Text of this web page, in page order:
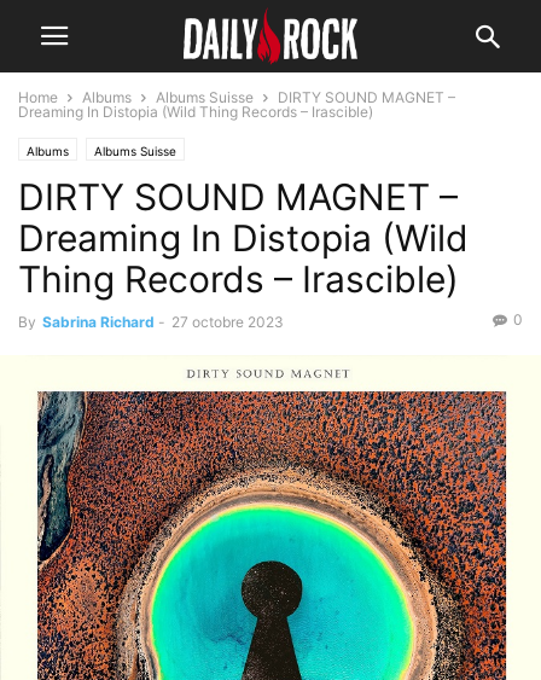
Home Albums Albums Suisse
DIRTY SOUND MAGNET –
Dreaming In Distopia (Wild Thing Records – Irascible)
Albums Albums Suisse
DIRTY SOUND MAGNET –
Dreaming In Distopia (Wild
Thing Records – Irascible)
By Sabrina Richard - 27 octobre 2023 0